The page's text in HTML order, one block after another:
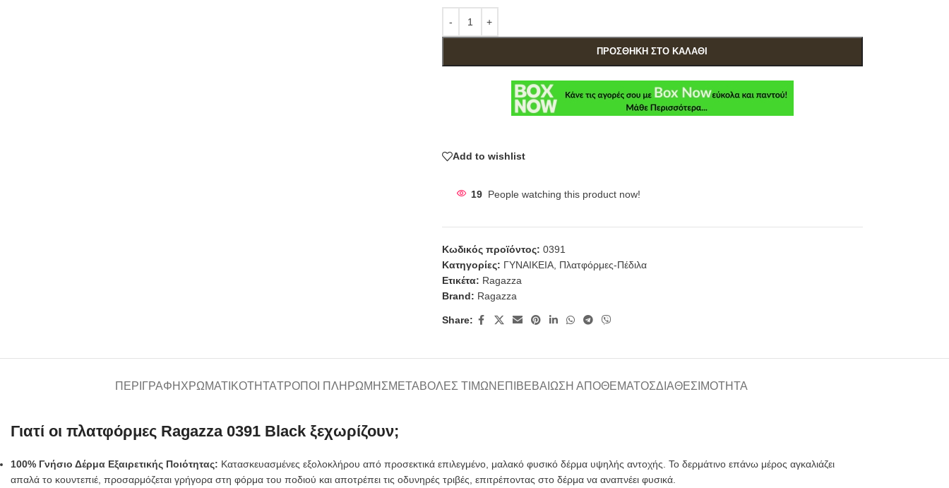
ΠΡΟΣΘΉΚΗ ΣΤΟ ΚΑΛΆΘΙ
Add to wishlist
19 People watching this product now!
Κωδικός προϊόντος: 0391
Κατηγορίες: ΓΥΝΑΙΚΕΙΑ, Πλατφόρμες-Πέδιλα
Ετικέτα: Ragazza
Brand: Ragazza
Share:
ΠΕΡΙΓΡΑΦΉ ΧΡΩΜΑΤΙΚΌΤΗΤΑΤΡΌΠΟΙ ΠΛΗΡΩΜΉΣΜΕΤΑΒΟΛΈΣ ΤΙΜΏΝ ΕΠΙΒΕΒΑΊΩΣΗ ΑΠΟΘΈΜΑΤΟΣΔΙΑΘΕΣΙΜΌΤΗΤΑ
Γιατί οι πλατφόρμες Ragazza 0391 Black ξεχωρίζουν;
100% Γνήσιο Δέρμα Εξαιρετικής Ποιότητας: Κατασκευασμένες εξολοκλήρου από προσεκτικά επιλεγμένο, μαλακό φυσικό δέρμα υψηλής αντοχής. Το δερμάτινο επάνω μέρος αγκαλιάζει
απαλά το κουντεπιέ, προσαρμόζεται γρήγορα στη φόρμα του ποδιού και αποτρέπει τις οδυνηρές τριβές, επιτρέποντας στο δέρμα να αναπνέει φυσικά.